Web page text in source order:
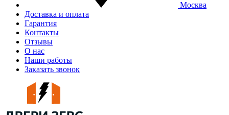
Москва
Доставка и оплата
Гарантия
Контакты
Отзывы
О нас
Наши работы
Заказать звонок